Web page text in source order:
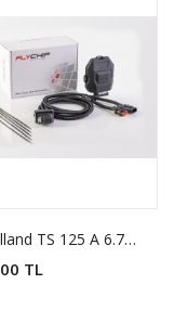
New Holland TS 125 A 6.7 CR R6 125 Hp 566 Nm Traktör Chip Tuning
TL